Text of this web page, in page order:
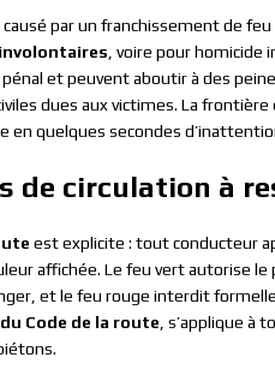
causé par un franchissement de
, voire pour homicide
et peuvent aboutir à des
dues aux victimes. La
en quelques secondes
de circulation à
est explicite : tout conducteur
affichée. Le feu vert autorise
et le feu rouge interdit
Code de la route , s’applique à